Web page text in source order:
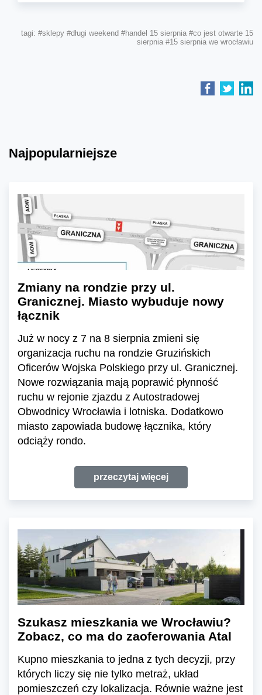
tagi: #sklepy #długi weekend #handel 15 sierpnia #co jest otwarte 15
sierpnia #15 sierpnia we wrocławiu
Najpopularniejsze
Zmiany na rondzie przy ul.
Granicznej. Miasto wybuduje nowy
łącznik
Już w nocy z 7 na 8 sierpnia zmieni się
organizacja ruchu na rondzie Gruzińskich
Oficerów Wojska Polskiego przy ul. Granicznej.
Nowe rozwiązania mają poprawić płynność
ruchu w rejonie zjazdu z Autostradowej
Obwodnicy Wrocławia i lotniska. Dodatkowo
miasto zapowiada budowę łącznika, który
odciąży rondo.
przeczytaj więcej
Szukasz mieszkania we Wrocławiu?
Zobacz, co ma do zaoferowania Atal
Kupno mieszkania to jedna z tych decyzji, przy
których liczy się nie tylko metraż, układ
pomieszczeń czy lokalizacja. Równie ważne jest